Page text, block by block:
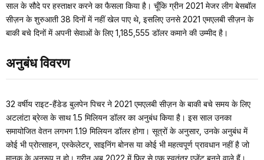
साल के सौदे पर हस्ताक्षर करने का फैसला किया है। चूँकि ग्रीन 2021 मेजर लीग बेसबॉल
सीज़न के शुरुआती 38 दिनों में नहीं खेल पाए थे, इसलिए उनसे 2021 एमएलबी सीज़न के
बाकी बचे दिनों में अपनी सेवाओं के लिए 1,185,555 डॉलर कमाने की उम्मीद है।
अनुबंध विवरण
32 वर्षीय राइट-हैंडेड बुलपेन पिचर ने 2021 एमएलबी सीज़न के बाकी बचे समय के लिए
अटलांटा ब्रेव्स के साथ 1.5 मिलियन डॉलर का अनुबंध किया है। इस साल उनका
समायोजित वेतन लगभग 1.19 मिलियन डॉलर होगा। सूत्रों के अनुसार, उनके अनुबंध में
कोई भी प्रोत्साहन, एस्केलेटर, साइनिंग बोनस या कोई भी महत्वपूर्ण प्रावधान नहीं है जो
मानक के अनुरूप न हो। ग्रीन अब 2022 में फिर से एक स्वतंत्र एजेंट बनने वाले हैं।